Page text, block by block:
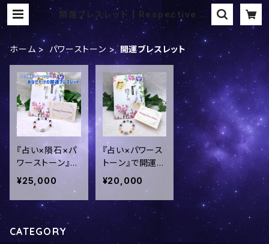
開運ブレスレット | Respective st
ones
ホーム パワーストーン 開運ブレスレット
『占い×隕石×パ
ワーストーン』で
開運ブレスレッ
ト！！姓名判断＆
誕生日占いより
パワーストーン
セラピストがあ
なただけのブレ
¥25,000
『占い×パワース
トーン』で開運ブ
レスレット！！姓
名判断＆誕生日
占いよりパワー
ストーンセラピ
ストがあなただ
けのブレスレット
¥20,000
CATEGORY